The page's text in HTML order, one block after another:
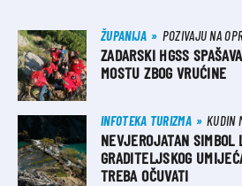
ŽUPANIJA POZIVAJU NA
ZADARSKI HGSS
MOSTU ZBOG VRUĆINE
INFOTEKA TURIZMA KUDIN
NEVJEROJATAN
GRADITELJSKOG
TREBA OČUVATI